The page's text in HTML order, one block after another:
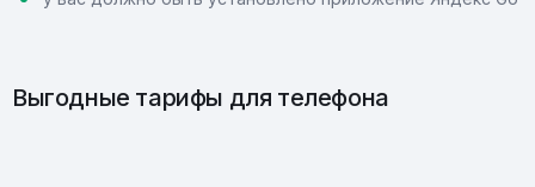
Выгодные тарифы для телефона